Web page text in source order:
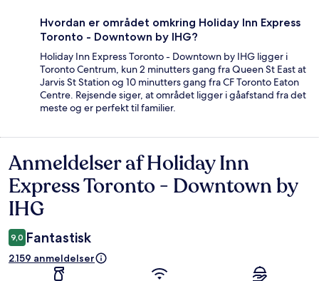
Hvordan er området omkring Holiday Inn Express
Toronto - Downtown by IHG?
Holiday Inn Express Toronto - Downtown by IHG ligger i
Toronto Centrum, kun 2 minutters gang fra Queen St East at
Jarvis St Station og 10 minutters gang fra CF Toronto Eaton
Centre. Rejsende siger, at området ligger i gåafstand fra det
meste og er perfekt til familier.
Anmeldelser
Anmeldelser af Holiday Inn
Express Toronto - Downtown by
IHG
9,0 Fantastisk
2.159 anmeldelser